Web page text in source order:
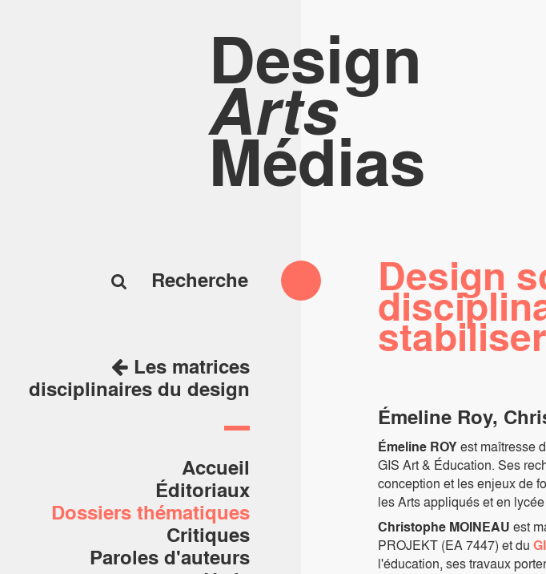
Design
Arts
Médias
Les matrices
disciplinaires du design
Accueil
Éditoriaux
Dossiers thématiques
Critiques
Paroles d'auteurs
Design
Émeline Roy,
Émeline ROYest maîtresse
GIS Art & Éducation. Ses
conception et les enjeux de
les Arts appliqués et en
Christophe MOINEAU est
PROJEKT (EA 7447) et du
l'éducation, ses travaux